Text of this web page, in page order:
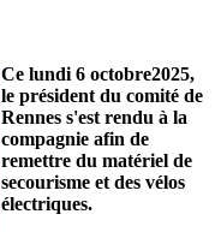
Ce lundi 6 octobre2025,
le président du comité de
Rennes s'est rendu à la
compagnie afin de
remettre du matériel de
secourisme et des vélos
électriques.